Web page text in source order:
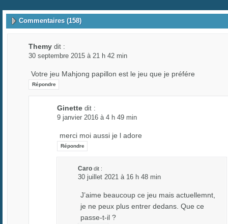
Commentaires (158)
Themy dit :
30 septembre 2015 à 21 h 42 min
Votre jeu Mahjong papillon est le jeu que je préfére
Répondre
Ginette dit :
9 janvier 2016 à 4 h 49 min
merci moi aussi je l adore
Répondre
Caro dit :
30 juillet 2021 à 16 h 48 min
J’aime beaucoup ce jeu mais actuellemnt,
je ne peux plus entrer dedans. Que ce
passe-t-il ?